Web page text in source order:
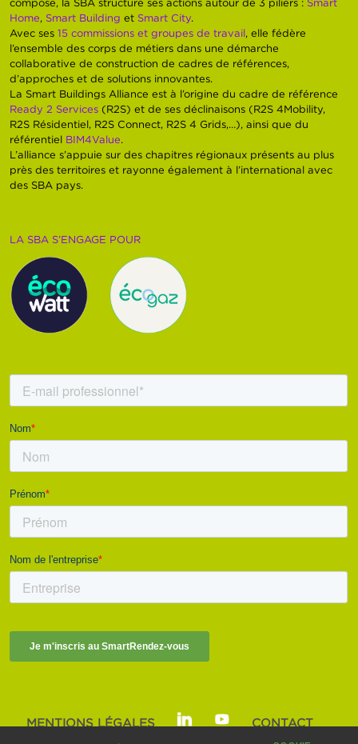
compose, la SBA structure ses actions autour de 3 piliers : Smart
Home, Smart Building et Smart City.
Avec ses15 commissions et groupes de travail, elle fédère
l’ensemble des corps de métiers dans une démarche
collaborative de construction de cadres de références,
d’approches et de solutions innovantes.
La Smart Buildings Alliance est à l’origine du cadre de référence
Ready 2 Services (R2S) et de ses déclinaisons (R2S 4Mobility,
R2S Résidentiel, R2S Connect, R2S 4 Grids,…), ainsi que du
référentiel BIM4Value.
L’alliance s’appuie sur des chapitres régionaux présents au plus
près des territoires et rayonne également à l’international avec
des SBA pays.
LA SBA S’ENGAGE POUR
MENTIONS LÉGALES
CONTACT